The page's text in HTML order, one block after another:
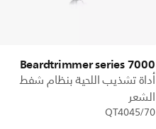
Beardtrimmer series 7000
أداة تشذيب اللحية بنظام شفط
الشعر
QT4045/70